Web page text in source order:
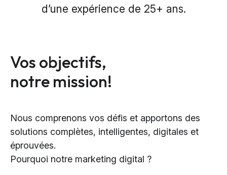
d’une expérience de 25+ ans.
Vos objectifs,
notre mission!
Nous comprenons vos défis et apportons des
solutions complètes, intelligentes, digitales et
éprouvées.
Pourquoi notre marketing digital ?